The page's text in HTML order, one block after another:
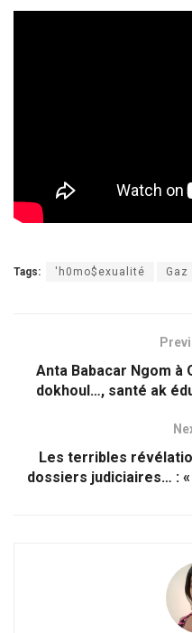
Tags: 'h0mo$exualité Gaz
Anta Babacar Ngom à
dokhoul…, santé ak
Les terribles
dossiers judiciaires… :